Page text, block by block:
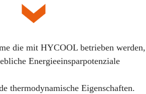
die mit HYCOOL betrieben werden,
Energieeinsparpotenziale
thermodynamische Eigenschaften.